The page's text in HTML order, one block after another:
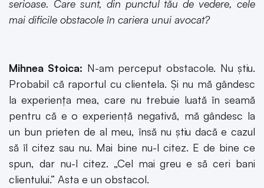
serioase. Care sunt, din punctul tău de vedere, cele
mai dificile obstacole în cariera unui avocat?
Mihnea Stoica: N-am perceput obstacole. Nu știu.
Probabil că raportul cu clientela. Și nu mă gândesc
la experiența mea, care nu trebuie luată în seamă
pentru că e o experiență negativă, mă gândesc la
un bun prieten de al meu, însă nu știu dacă e cazul
să îl citez sau nu. Mai bine nu-l citez. E de bine ce
spun, dar nu-l citez. „Cel mai greu e să ceri bani
clientului.” Asta e un obstacol.